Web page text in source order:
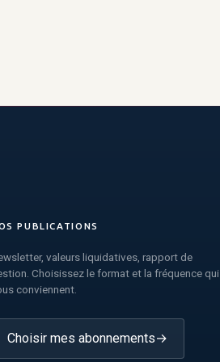
PUBLICATIONS
valeurs liquidatives, rapport de
Choisissez le format et la fréquence qui
conviennent.
Choisir mes abonnements→